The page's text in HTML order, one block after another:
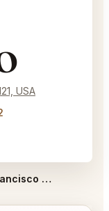
USA
Han Il Kwan San Francisco Reviews